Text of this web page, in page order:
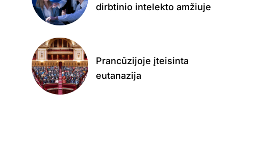
dirbtinio intelekto amžiuje
Prancūzijoje įteisinta
eutanazija